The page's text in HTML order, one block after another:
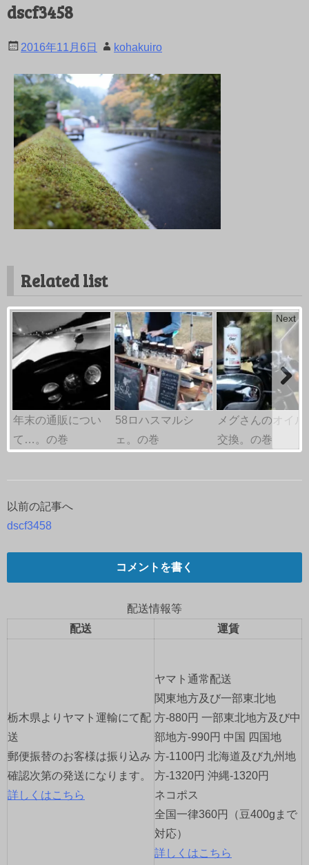
dscf3458
2016年11月6日 kohakuiro
Related list
年末の通販につい
て…。の巻
58ロハスマルシ
ェ。の巻
メグさんのオイル
交換。の巻
Next
投
ョ
ン
以前の記事へ
dscf3458
コメントを書く
配送情報等
配送
運賃
栃木県よりヤマト運輸にて配
送
郵便振替のお客様は振り込み
確認次第の発送になります。
詳しくはこちら
ヤマト通常配送
関東地方及び一部東北地
方-880円 一部東北地方及び中
部地方-990円 中国 四国地
方-1100円 北海道及び九州地
方-1320円 沖縄-1320円
ネコポス
全国一律360円（豆400gまで
対応）
詳しくはこちら